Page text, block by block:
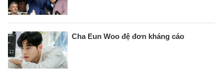
Cha Eun Woo đệ đơn kháng cáo